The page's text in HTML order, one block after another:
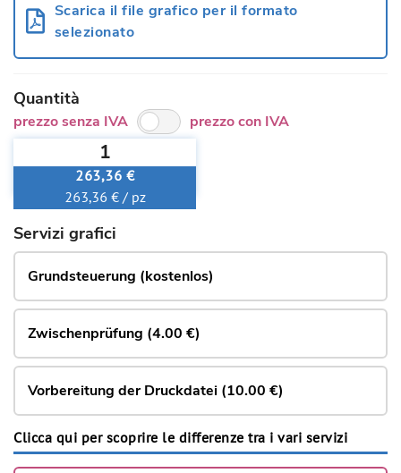
Scarica il file grafico per il formato
selezionato
Quantità
prezzo senza IVA prezzo con IVA
1
263,36 €
263,36 € / pz
Servizi grafici
Grundsteuerung (kostenlos)
Zwischenprüfung (4.00 €)
Vorbereitung der Druckdatei (10.00 €)
Clicca qui per scoprire le differenze tra i vari servizi